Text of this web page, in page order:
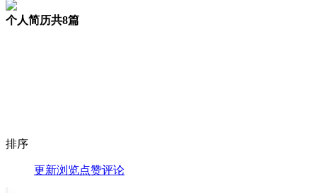
个人简历共8篇
排序
更新浏览点赞评论